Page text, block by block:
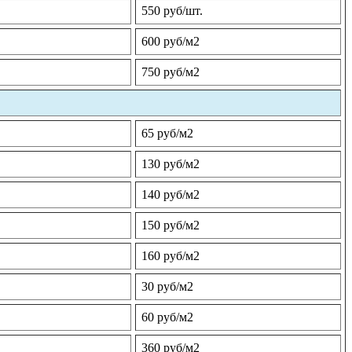
550 руб/шт.
600 руб/м2
750 руб/м2
65 руб/м2
130 руб/м2
140 руб/м2
150 руб/м2
160 руб/м2
30 руб/м2
60 руб/м2
360 руб/м2